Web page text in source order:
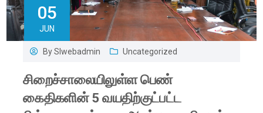
05
JUN
BySlwebadmin Uncategorized
சிறைச்சாலையிலுள்ள பெண்
கைதிகளின் 5 வயதிற்குட்பட்ட